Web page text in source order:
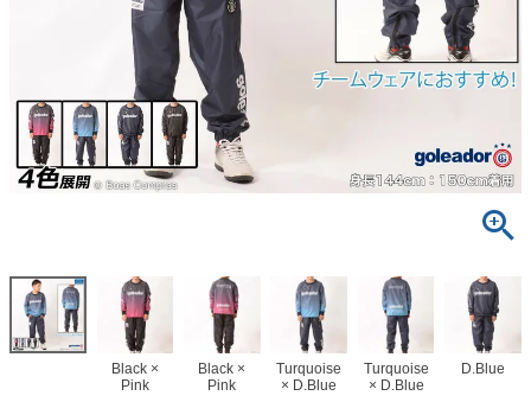
Black ×
Pink
Black ×
Pink
Turquoise
× D.Blue
Turquoise
× D.Blue
D.Blue